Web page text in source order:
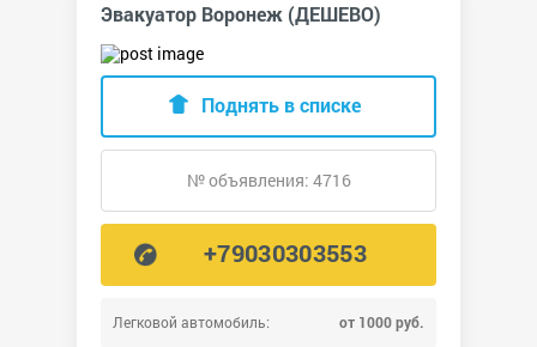
Эвакуатор Воронеж (ДЕШЕВО)
Легковой автомобиль: от 1000 руб.
Поднять в списке
№ объявления: 4716
+79030303553